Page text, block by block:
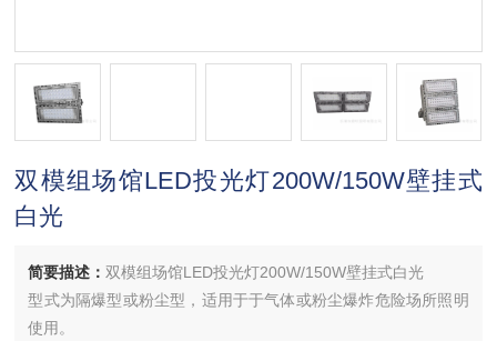
双模组场馆LED投光灯200W/150W壁挂式
白光
简要描述：双模组场馆LED投光灯200W/150W壁挂式白光
型式为隔爆型或粉尘型，适用于于气体或粉尘爆炸危险场所照明
使用。